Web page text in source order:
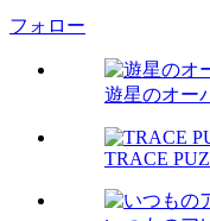
フォロー
遊星のオー
TRACE